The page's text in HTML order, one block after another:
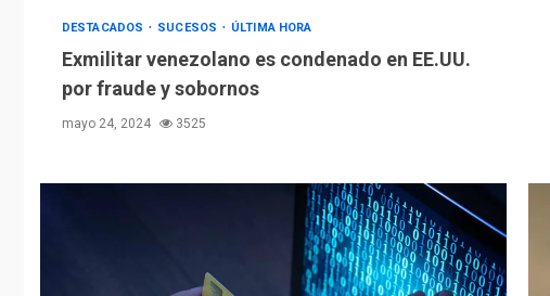
DESTACADOS SUCESOS ÚLTIMA HORA
Exmilitar venezolano es condenado en EE.UU.
por fraude y sobornos
mayo 24, 2024 3525